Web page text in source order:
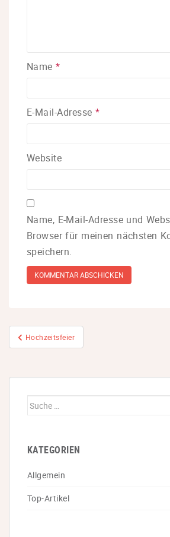
Name*
E-Mail-Adresse *
Website
Name, E-Mail-Adresse und
Browser für meinen nächsten
speichern.
Beitragsnavigation
Hochzeitsfeier
Suche
KATEGORIEN
Allgemein
Top-Artikel